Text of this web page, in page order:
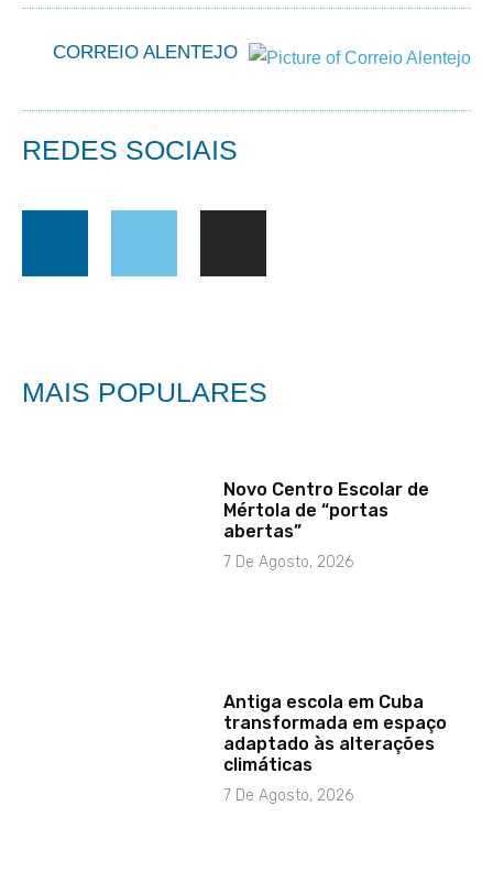
CORREIO ALENTEJO
REDES SOCIAIS
MAIS POPULARES
Novo Centro Escolar de
Mértola de “portas
abertas”
7 De Agosto, 2026
Antiga escola em Cuba
transformada em espaço
adaptado às alterações
climáticas
7 De Agosto, 2026